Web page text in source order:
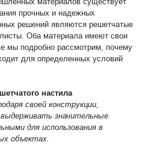
прочных и надежных
решений являются решетчатые
Оба материала имеют свои
мы подробно рассмотрим, почему
для определенных условий
настила
своей конструкции,
значительные
для использования в
объектах.